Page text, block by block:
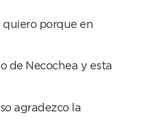
quiero porque en
de Necochea y esta
agradezco la